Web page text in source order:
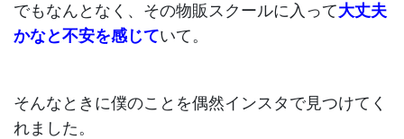
でもなんとなく、その物販スクールに入って大丈夫
かなと不安を感じていて。
そんなときに僕のことを偶然インスタで見つけてく
れました。